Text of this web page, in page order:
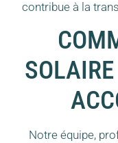
contribue à la
Notre équipe,